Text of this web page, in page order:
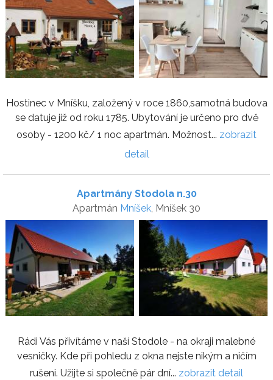
Hostinec v Mníšku, založený v roce 1860,samotná budova
se datuje již od roku 1785. Ubytování je určeno pro dvě
osoby - 1200 kč/ 1 noc apartmán. Možnost... zobrazit
detail
Apartmány Stodola n.30
Apartmán Mníšek, Mníšek 30
Rádi Vás přivítáme v naší Stodole - na okraji malebné
vesničky. Kde při pohledu z okna nejste nikým a ničím
rušeni. Užijte si společně pár dní... zobrazit detail